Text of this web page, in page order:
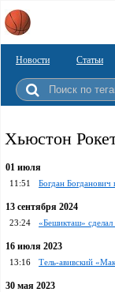
Новости Статьи
Хьюстон
01 июля
11:51 Богдан Богданович
13 сентября 2024
23:24 «Бешикташ»
16 июля 2023
13:16 Тель-авивский
30 мая 2023